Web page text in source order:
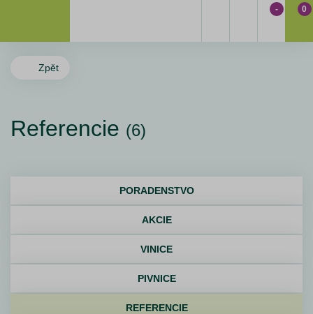
- 0
Zpět
Referencie (6)
PORADENSTVO
AKCIE
VINICE
PIVNICE
REFERENCIE